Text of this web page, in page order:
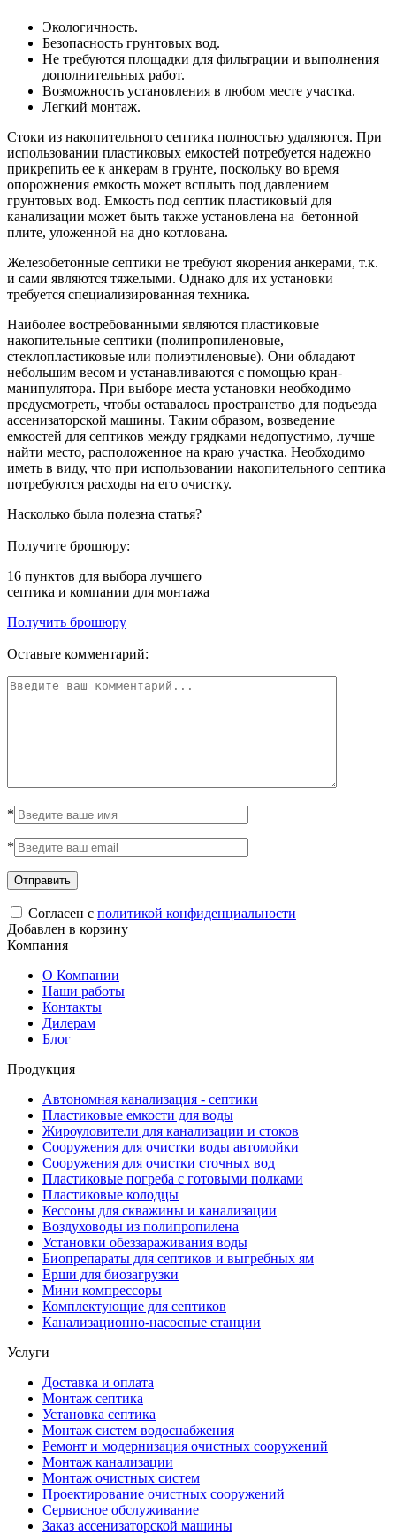
Экологичность.
Безопасность грунтовых вод.
Не требуются площадки для фильтрации и выполнения
дополнительных работ.
Возможность установления в любом месте участка.
Легкий монтаж.
Стоки из накопительного септика полностью удаляются. При
использовании пластиковых емкостей потребуется надежно
прикрепить ее к анкерам в грунте, поскольку во время
опорожнения емкость может всплыть под давлением
грунтовых вод. Емкость под септик пластиковый для
канализации может быть также установлена на бетонной
плите, уложенной на дно котлована.
Железобетонные септики не требуют якорения анкерами, т.к.
и сами являются тяжелыми. Однако для их установки
требуется специализированная техника.
Наиболее востребованными являются пластиковые
накопительные септики (полипропиленовые,
стеклопластиковые или полиэтиленовые). Они обладают
небольшим весом и устанавливаются с помощью кран-
манипулятора. При выборе места установки необходимо
предусмотреть, чтобы оставалось пространство для подъезда
ассенизаторской машины. Таким образом, возведение
емкостей для септиков между грядками недопустимо, лучше
найти место, расположенное на краю участка. Необходимо
иметь в виду, что при использовании накопительного септика
потребуются расходы на его очистку.
Насколько была полезна статья?
Получите брошюру:
16 пунктов для выбора лучшего
септика и компании для монтажа
Получить брошюру
Оставьте комментарий:
*
*
Согласен с политикой конфиденциальности
Добавлен в корзину
Компания
О Компании
Наши работы
Контакты
Дилерам
Блог
Продукция
Автономная канализация - септики
Пластиковые емкости для воды
Жироуловители для канализации и стоков
Сооружения для очистки воды автомойки
Сооружения для очистки сточных вод
Пластиковые погреба с готовыми полками
Пластиковые колодцы
Кессоны для скважины и канализации
Воздуховоды из полипропилена
Установки обеззараживания воды
Биопрепараты для септиков и выгребных ям
Ерши для биозагрузки
Мини компрессоры
Комплектующие для септиков
Канализационно-насосные станции
Услуги
Доставка и оплата
Монтаж септика
Установка септика
Монтаж систем водоснабжения
Ремонт и модернизация очистных сооружений
Монтаж канализации
Монтаж очистных систем
Проектирование очистных сооружений
Сервисное обслуживание
Заказ ассенизаторской машины